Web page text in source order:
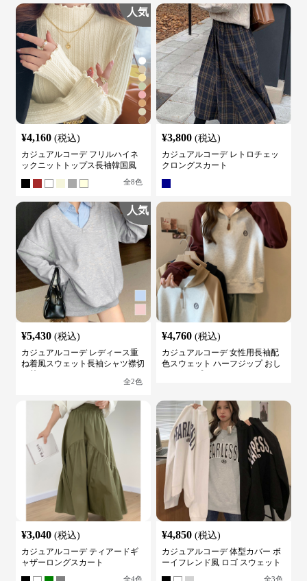
人気
¥4,160 (税込)
カジュアルコーデ フリルハイネ
ックニットトップス長袖韓国風
全8色
¥3,800 (税込)
カジュアルコーデ レトロチェッ
クロングスカート
人気
¥5,430 (税込)
カジュアルコーデ レディース重
ね着風スウェット長袖シャツ襟切
全2色
¥4,760 (税込)
カジュアルコーデ 女性用長袖配
色スウェット ハーフジップ おし
¥3,040 (税込)
カジュアルコーデ ティアードギ
ャザーロングスカート
全4色
¥4,850 (税込)
カジュアルコーデ 体型カバー ボ
ーイフレンド風 ロゴ スウェット
全3色